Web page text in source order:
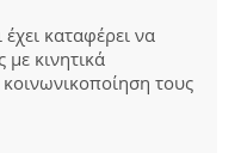
καταφέρει να
κινητικά
τους